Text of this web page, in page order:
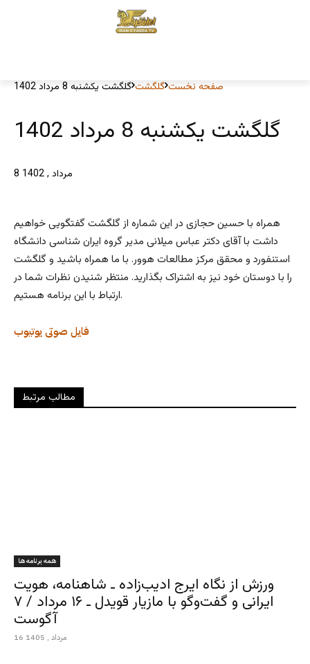
صفحه نخست گلگشت گلگشت یکشنبه 8 مرداد 1402
گلگشت یکشنبه 8 مرداد 1402
8 مرداد , 1402
همراه با حسین حجازی در این شماره از گلگشت گفتگویی خواهیم
داشت با آقای دکتر عباس میلانی مدیر گروه ایران شناسی دانشگاه
استنفورد و محقق مرکز مطالعات هوور. با ما همراه باشید و گلگشت
را با دوستان خود نیز به اشتراک بگذارید. منتظر شنیدن نظرات شما در
ارتباط با این برنامه هستیم.
یوتیوب فایل صوتی
مطالب مرتبط
همه برنامه ها
ورزش از نگاه ایرج ادیب‌زاده ـ شاهنامه، هویت
ایرانی و گفت‌وگو با مازیار قویدل ـ ۱۶ مرداد / ۷
آگوست
16 مرداد , 1405